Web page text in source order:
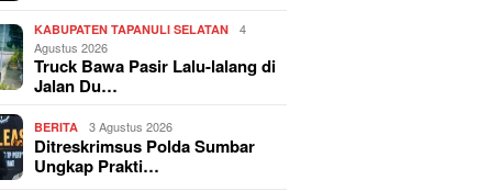
KABUPATEN TAPANULI SELATAN
4
Agustus 2026
Truck Bawa Pasir Lalu-lalang di
Jalan Du…
BERITA 3 Agustus 2026
Ditreskrimsus Polda Sumbar
Ungkap Prakti…